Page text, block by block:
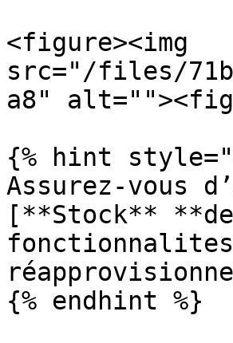
<figure><img
src="/files/
a8"
{% hint
Assurez-vous
[**Stock**
{% endhint %}